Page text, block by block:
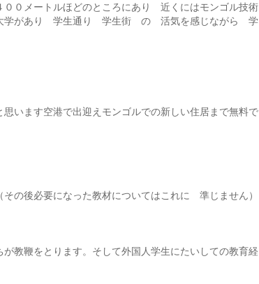
０メートルほどのところにあり 近くにはモンゴル技術
大学があり 学生通り 学生街 の 活気を感じながら 学
います空港で出迎えモンゴルでの新しい住居まで無料で
の後必要になった教材についてはこれに 準じません）
教鞭をとります。そして外国人学生にたいしての教育経